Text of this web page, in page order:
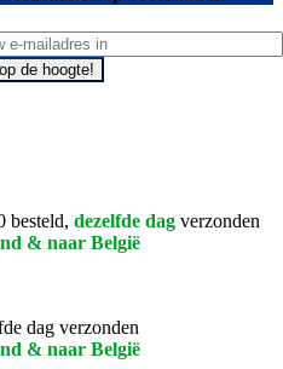
de hoogte!
besteld, dezelfde dag verzonden
& naar België
dag verzonden
& naar België